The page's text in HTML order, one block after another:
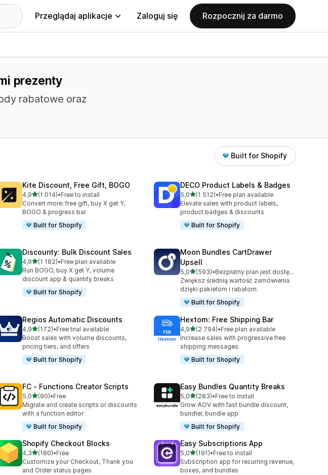
Przeglądaj aplikacje Zaloguj się Rozpocznij za darmo
prezenty
rabatowe oraz
Built for Shopify
Kite Discount, Free Gift, BOGO
4,9na 5 gwiazdek
(1 014)
Łączna liczba recenzji: 1014
•Free to install
Convert more: free gift, buy X get Y,
BOGO & progress bar
Built for Shopify
DECO Product Labels & Badges
5,0na 5 gwiazdek
(1 512)
Łączna liczba recenzji: 1512
•Free plan available
Elevate sales with product labels,
product badges & discounts
Built for Shopify
Discounty: Bulk Discount Sales
4,9na 5 gwiazdek
(1 182)
Łączna liczba recenzji: 1182
•Free plan available
Run BOGO, buy X get Y, volume
discount app & quantity breaks
Built for Shopify
Moon Bundles CartDrawer
Upsell
5,0na 5 gwiazdek
(593)
Łączna liczba recenzji: 593
•
Bezpłatny plan jest dostępny
Zwiększ średnią wartość zamówienia
dzięki pakietom i rabatom.
Built for Shopify
Regios Automatic Discounts
4,9na 5 gwiazdek
(172)
Łączna liczba recenzji: 172
•Free trial available
Boost sales with volume discounts,
pricing tiers, and offers
Built for Shopify
Hextom: Free Shipping Bar
4,9na 5 gwiazdek
(2 794)
Łączna liczba recenzji: 2794
•Free plan available
Increase sales with progressive free
shipping messages
Built for Shopify
FC ‑ Functions Creator Scripts
5,0na 5 gwiazdek
(90)
Łączna liczba recenzji: 90
•Free
Migrate and create scripts or discounts
with a function editor
Built for Shopify
Easy Bundles Quantity Breaks
5,0na 5 gwiazdek
(283)
Łączna liczba recenzji: 283
•Free to install
Grow AOV with fast bundle discount,
bundler, bundle app
Built for Shopify
Shopify Checkout Blocks
4,3na 5 gwiazdek
(180)
Łączna liczba recenzji: 180
•Free
Customize your Checkout, Thank you
and Order status pages
Easy Subscriptions App
5,0na 5 gwiazdek
(191)
Łączna liczba recenzji: 191
•Free to install
Subscription app for recurring revenue,
boxes, and bundles